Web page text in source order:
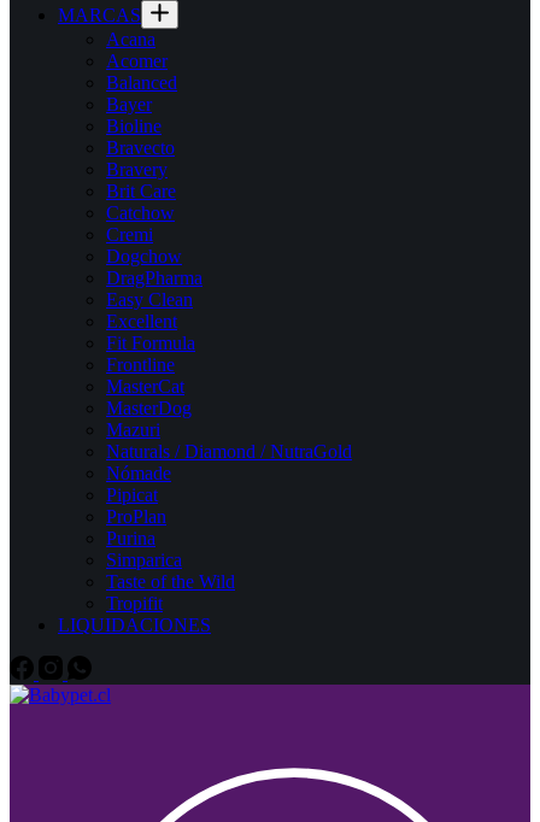
MARCAS
Acana
Acomer
Balanced
Bayer
Bioline
Bravecto
Bravery
Brit Care
Catchow
Cremi
Dogchow
DragPharma
Easy Clean
Excellent
Fit Formula
Frontline
MasterCat
MasterDog
Mazuri
Naturals / Diamond / NutraGold
Nómade
Pipicat
ProPlan
Purina
Simparica
Taste of the Wild
Tropifit
LIQUIDACIONES